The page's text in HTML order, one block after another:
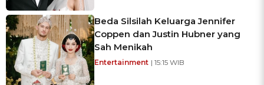
Beda Silsilah Keluarga Jennifer
Coppen dan Justin Hubner yang
Sah Menikah
Entertainment | 15:15 WIB